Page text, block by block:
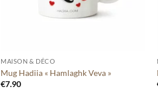
MAISON & DÉCO
Mug Hadiia « Hamlaghk Veva »
€7.90